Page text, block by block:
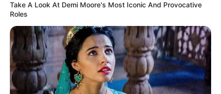
Take A Look At Demi Moore's Most Iconic And Provocative
Roles